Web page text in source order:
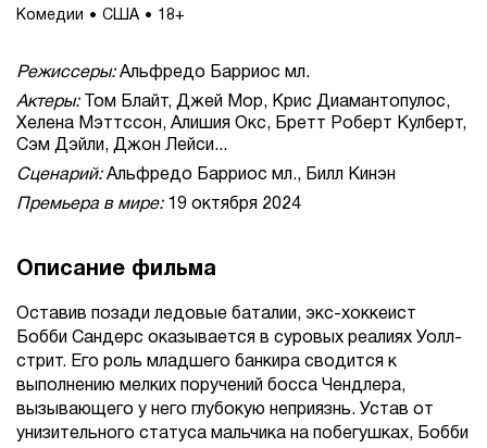
Комедии США 18+
Режиссеры:Альфредо Барриос мл.
Актеры:Том Блайт, Джей Мор, Крис Диамантопулос,
Хелена Мэттссон, Алишия Окс, Бретт Роберт Кулберт,
Сэм Дэйли, Джон Лейси...
Сценарий:Альфредо Барриос мл., Билл Кинэн
Премьера в мире:19 октября 2024
Описание фильма
Оставив позади ледовые баталии, экс-хоккеист
Бобби Сандерс оказывается в суровых реалиях Уолл-
стрит. Его роль младшего банкира сводится к
выполнению мелких поручений босса Чендлера,
вызывающего у него глубокую неприязнь. Устав от
унизительного статуса мальчика на побегушках, Бобби